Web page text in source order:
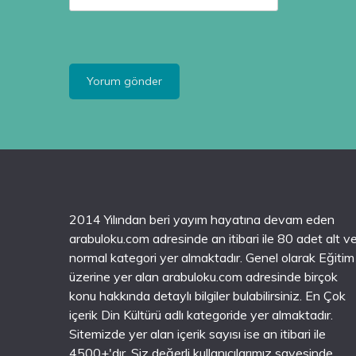
2014 Yılından beri yayım hayatına devam eden
arabuloku.com adresinde an itibari ile 80 adet alt
normal kategori yer almaktadır. Genel olarak Eğitim
üzerine yer alan arabuloku.com adresinde birçok
konu hakkında detaylı bilgiler bulabilirsiniz. En Çok
içerik Din Kültürü adlı kategoride yer almaktadır.
Sitemizde yer alan içerik sayısı ise an itibari ile
4500+'dır. Siz değerli kullanıcılarımız sayesinde